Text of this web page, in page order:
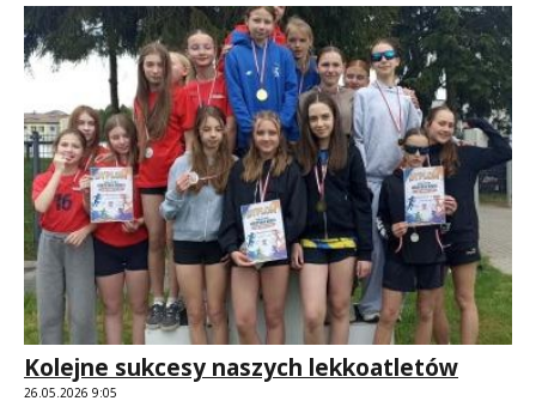
Kolejne sukcesy naszych lekkoatletów
26.05.2026 9:05